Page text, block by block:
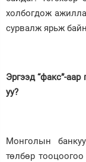
холбогдож
сурвалж ярьж
Эргээд “факс”-
уу?
Монголын
төлбөр